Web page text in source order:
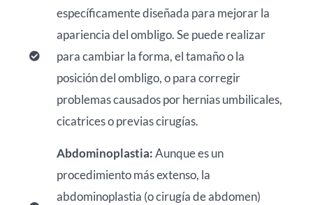
específicamente diseñada para mejorar la
apariencia del ombligo. Se puede realizar
para cambiar la forma, el tamaño o la
posición del ombligo, o para corregir
problemas causados por hernias umbilicales,
cicatrices o previas cirugías.
Abdominoplastia:Aunque es un
procedimiento más extenso, la
abdominoplastia (o cirugía de abdomen)